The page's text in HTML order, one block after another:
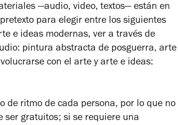
—audio, video, textos— están en
para elegir entre los siguientes
e ideas modernas, ver a través de
pintura abstracta de posguerra, arte
con el arte y arte e ideas:
de ritmo de cada persona, por lo que no
ser gratuitos; si se requiere una